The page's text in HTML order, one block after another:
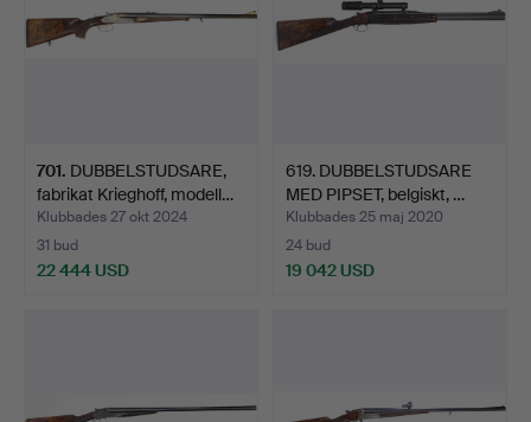
701. DUBBELSTUDSARE,
fabrikat Krieghoff, modell…
Klubbades 27 okt 2024
31 bud
22 444 USD
619. DUBBELSTUDSARE
MED PIPSET, belgiskt, …
Klubbades 25 maj 2020
24 bud
19 042 USD